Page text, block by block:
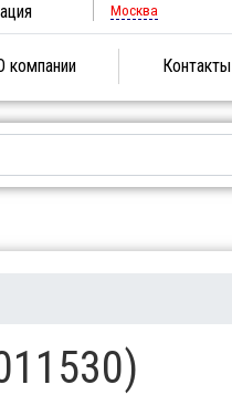
Москва
компании Контакты